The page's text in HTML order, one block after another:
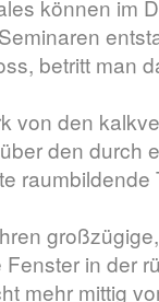
können im
betritt man
von den
den durch
raumbildende
in der
mehr mittig